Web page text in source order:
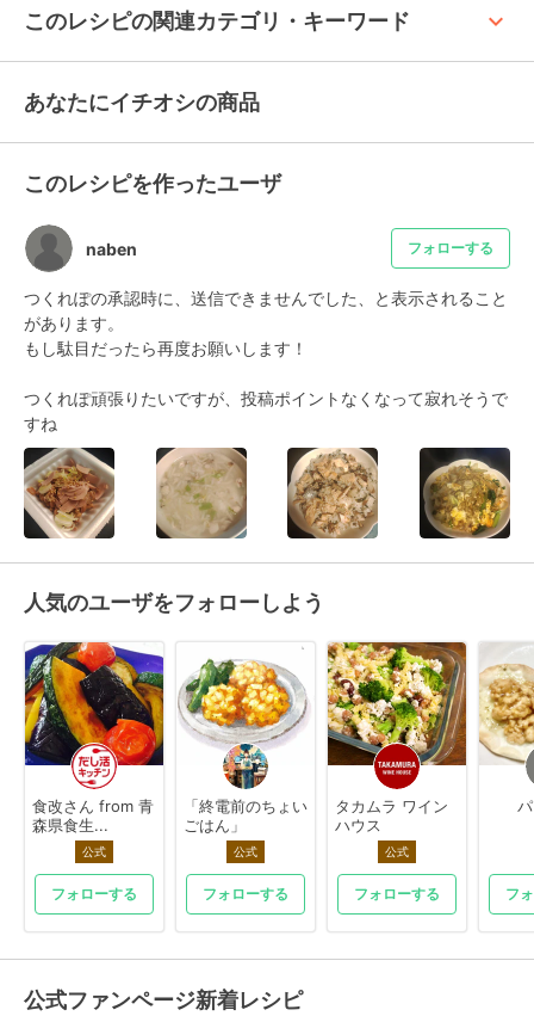
このレシピの関連カテゴリ・キーワード keyboard_arrow_up
あなたにイチオシの商品
このレシピを作ったユーザ
naben フォローする
つくれぽの承認時に、送信できませんでした、と表示されること
があります。
もし駄目だったら再度お願いします！
つくれぽ頑張りたいですが、投稿ポイントなくなって寂れそうで
すね
人気のユーザをフォローしよう
食改さん from 青
森県食生...
公式
フォローする
「終電前のちょい
ごはん」
公式
フォローする
タカムラ ワイン
ハウス
公式
フォローする フ
公式ファンページ新着レシピ